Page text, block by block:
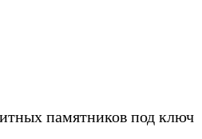
памятников под ключ